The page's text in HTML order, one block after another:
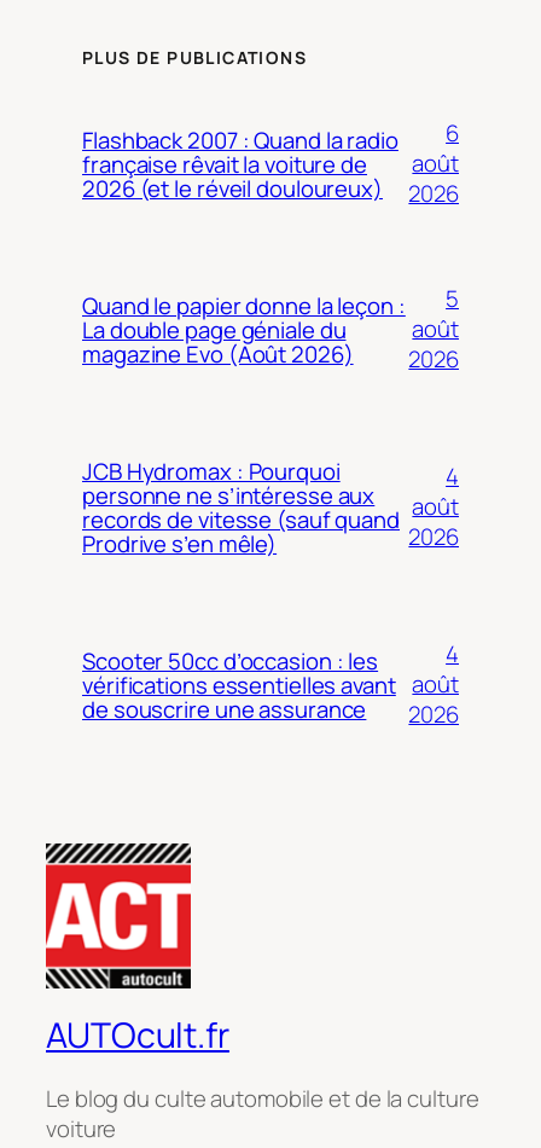
PLUS DE PUBLICATIONS
Flashback 2007 : Quand la radio
française rêvait la voiture de
2026 (et le réveil douloureux)
6
août
2026
Quand le papier donne la leçon :
La double page géniale du
magazine Evo (Août 2026)
5
août
2026
JCB Hydromax : Pourquoi
personne ne s’intéresse aux
records de vitesse (sauf quand
Prodrive s’en mêle)
4
août
2026
Scooter 50cc d’occasion : les
vérifications essentielles avant
de souscrire une assurance
4
août
2026
AUTOcult.fr
Le blog du culte automobile et de la culture
voiture